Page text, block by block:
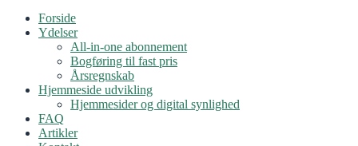
Forside
Ydelser
All-in-one abonnement
Bogføring til fast pris
Årsregnskab
Hjemmeside udvikling
Hjemmesider og digital synlighed
FAQ
Artikler